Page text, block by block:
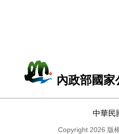
內政部國
中華民
Copyright 2026 版